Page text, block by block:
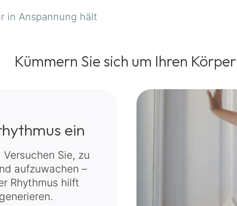
in Anspannung hält
Kümmern Sie sich um Ihren
ein
Sie, zu
aufzuwachen –
Rhythmus hilft